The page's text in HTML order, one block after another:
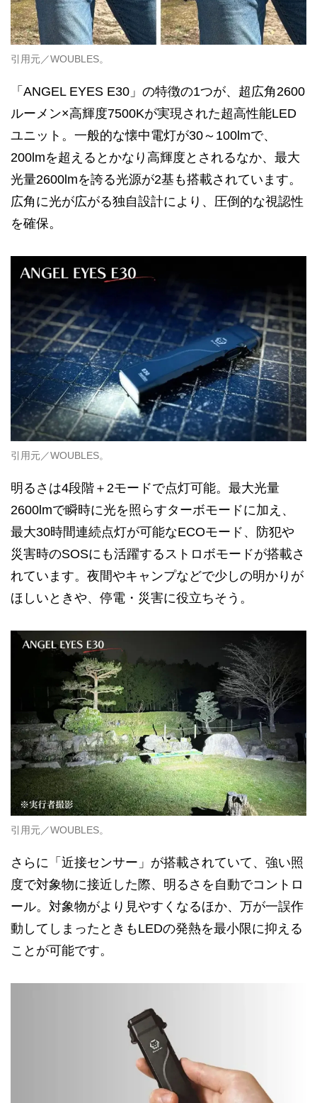
引用元／WOUBLES。
「ANGEL EYES E30」の特徴の1つが、超広角2600
ルーメン×高輝度7500Kが実現された超高性能LED
ユニット。一般的な懐中電灯が30～100lmで、
200lmを超えるとかなり高輝度とされるなか、最大
光量2600lmを誇る光源が2基も搭載されています。
広角に光が広がる独自設計により、圧倒的な視認性
を確保。
引用元／WOUBLES。
明るさは4段階＋2モードで点灯可能。最大光量
2600lmで瞬時に光を照らすターボモードに加え、
最大30時間連続点灯が可能なECOモード、防犯や
災害時のSOSにも活躍するストロボモードが搭載さ
れています。夜間やキャンプなどで少しの明かりが
ほしいときや、停電・災害に役立ちそう。
引用元／WOUBLES。
さらに「近接センサー」が搭載されていて、強い照
度で対象物に接近した際、明るさを自動でコントロ
ール。対象物がより見やすくなるほか、万が一誤作
動してしまったときもLEDの発熱を最小限に抑える
ことが可能です。